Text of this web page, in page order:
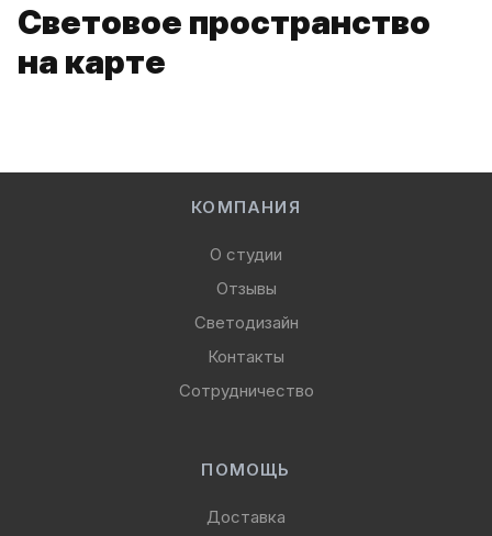
Световое пространство
на карте
КОМПАНИЯ
О студии
Отзывы
Светодизайн
Контакты
Сотрудничество
ПОМОЩЬ
Доставка